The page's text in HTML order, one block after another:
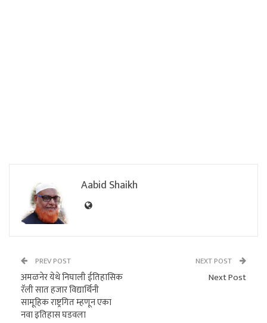
Aabid Shaikh
PREV POST
अमळनेर येथे निघाली ईतिहासिक
रॅली सात हजार विद्यार्थिनी
सामूहिक राष्ट्रगित म्हणून एका
नवा इतिहास घडवला
NEXT POST
Next Post